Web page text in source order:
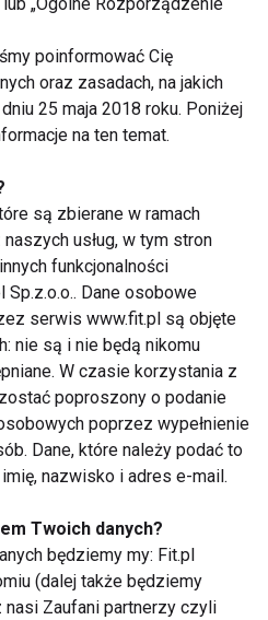
się wchłaniały. Skóra
na nawilżenie i
na zdrowszy i młodszy
ponieważ przy pomocy
trenujemy mięśnie
dbałość o wygląd,
w studio stanowi
Specjaliści z
dokładają
klientki były
autorskie techniki
masaż klasyczny,
rzeźbiarski,
kobido.
odpowiada główna
lub „Ogólne Rozporządzenie
poinformować Cię
oraz zasadach, na jakich
25 maja 2018 roku. Poniżej
na ten temat.
są zbierane w ramach
usług, w tym stron
funkcjonalności
Dane osobowe
serwis www.fit.pl są objęte
nie są i nie będą nikomu
W czasie korzystania z
poproszony o podanie
poprzez wypełnienie
Dane, które należy podać to
nazwisko i adres e-mail.
Twoich danych?
będziemy my: Fit.pl
(dalej także będziemy
nasi Zaufani partnerzy czyli